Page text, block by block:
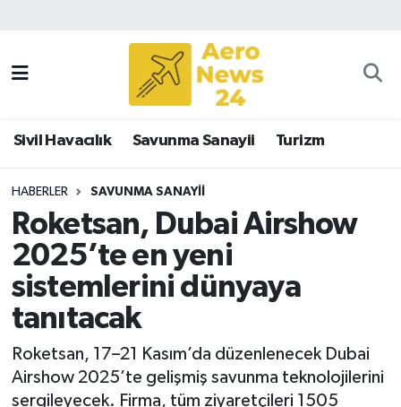
Sivil Havacılık Savunma Sanayii Turizm
HABERLER SAVUNMA SANAYII
Roketsan, Dubai Airshow
2025’te en yeni
sistemlerini dünyaya
tanıtacak
Roketsan, 17–21 Kasım’da düzenlenecek Dubai
Airshow 2025’te gelişmiş savunma teknolojilerini
sergileyecek. Firma, tüm ziyaretçileri 1505